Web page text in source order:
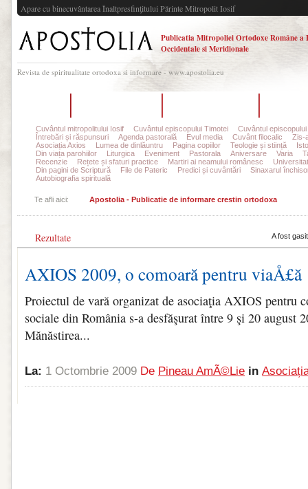
Apare cu binecuvântarea Înaltpresfinţitului Părinte Mitropolit Iosif
Publicatia Mitropoliei Ortodoxe Române a
Occidentale si Meridionale
Revista de spiritualitate ortodoxa si informare - www.apostolia.eu
Cuvântul mitropolitului Iosif Cuvântul episcopului Timotei
Cuvântul episcopului
Întrebări și răspunsuri
Agenda pastorală Evul media Cuvânt filocalic
Zis-
Asociația Axios
Lumea de dinlăuntru Pagina copiilor Teologie și stiință
Din viața parohiilor
Liturgica Eveniment Pastorala Aniversare Varia
Recenzie
Rețete și sfaturi practice Martiri ai neamului românesc
Din pagini de Scriptură
File de Pateric Predici și cuvântări
Sinaxarul
Autobiografia spirituală
Te afli aici: Apostolia - Publicatie de informare crestin ortodoxa
Rezultate A fost
AXIOS 2009, o comoară pentru viaÅ£ă
Proiectul de vară organizat de asociaţia AXIOS pentru
sociale din România s-a desfăşurat între 9 şi 20 august
Mănăstirea...
La: 1 Octombrie 2009 De Pineau AmÃ©lie in